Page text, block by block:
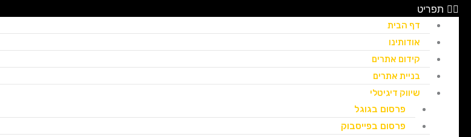
תפריט
דף הבית
אודותינו
קידום אתרים
בניית אתרים
שיווק דיגיטלי
פרסום בגוגל
פרסום בפייסבוק